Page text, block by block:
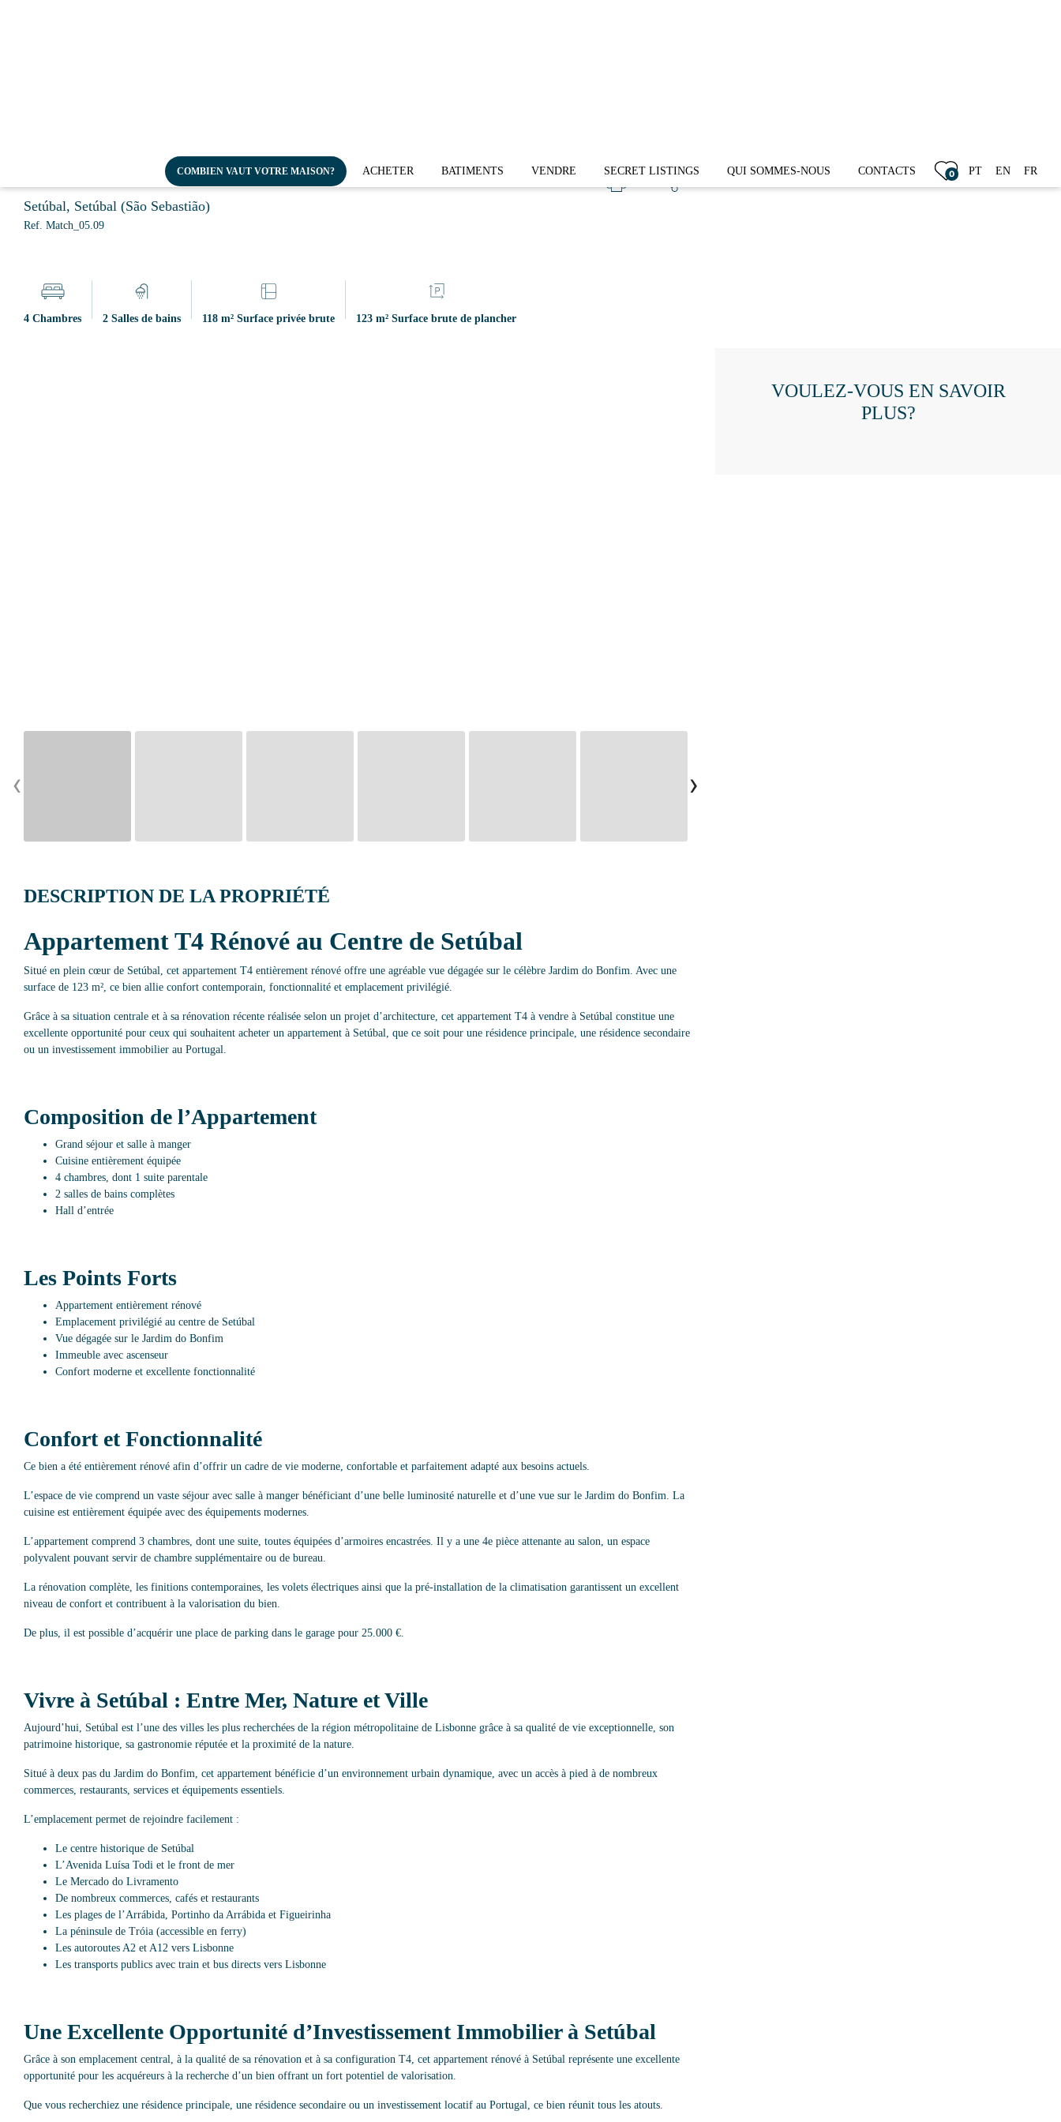
COMBIEN VAUT VOTRE MAISON? ACHETER BATIMENTS VENDRE SECRET LISTINGS QUI SOMMES-NOUS CONTACTS 0 PT EN FR
Setúbal, Setúbal (São Sebastião)
Ref. Match_05.09
4 Chambres 2 Salles de bains 118 m² Surface privée brute 123 m² Surface brute de plancher
‹ ›
DESCRIPTION DE LA PROPRIÉTÉ
Appartement T4 Rénové au Centre de Setúbal
Situé en plein cœur de Setúbal, cet appartement T4 entièrement rénové offre une agréable vue dégagée sur le célèbre Jardim do Bonfim. Avec une
surface de 123 m², ce bien allie confort contemporain, fonctionnalité et emplacement privilégié.
Grâce à sa situation centrale et à sa rénovation récente réalisée selon un projet d’architecture, cet appartement T4 à vendre à Setúbal constitue une
excellente opportunité pour ceux qui souhaitent acheter un appartement à Setúbal, que ce soit pour une résidence principale, une résidence secondaire
ou un investissement immobilier au Portugal.
Composition de l’Appartement
Grand séjour et salle à manger
Cuisine entièrement équipée
4 chambres, dont 1 suite parentale
2 salles de bains complètes
Hall d’entrée
Les Points Forts
Appartement entièrement rénové
Emplacement privilégié au centre de Setúbal
Vue dégagée sur le Jardim do Bonfim
Immeuble avec ascenseur
Confort moderne et excellente fonctionnalité
Confort et Fonctionnalité
Ce bien a été entièrement rénové afin d’offrir un cadre de vie moderne, confortable et parfaitement adapté aux besoins actuels.
L’espace de vie comprend un vaste séjour avec salle à manger bénéficiant d’une belle luminosité naturelle et d’une vue sur le Jardim do Bonfim. La
cuisine est entièrement équipée avec des équipements modernes.
L’appartement comprend 3 chambres, dont une suite, toutes équipées d’armoires encastrées. Il y a une 4e pièce attenante au salon, un espace
polyvalent pouvant servir de chambre supplémentaire ou de bureau.
La rénovation complète, les finitions contemporaines, les volets électriques ainsi que la pré-installation de la climatisation garantissent un excellent
niveau de confort et contribuent à la valorisation du bien.
De plus, il est possible d’acquérir une place de parking dans le garage pour 25.000 €.
Vivre à Setúbal : Entre Mer, Nature et Ville
Aujourd’hui, Setúbal est l’une des villes les plus recherchées de la région métropolitaine de Lisbonne grâce à sa qualité de vie exceptionnelle, son
patrimoine historique, sa gastronomie réputée et la proximité de la nature.
Situé à deux pas du Jardim do Bonfim, cet appartement bénéficie d’un environnement urbain dynamique, avec un accès à pied à de nombreux
commerces, restaurants, services et équipements essentiels.
L’emplacement permet de rejoindre facilement :
Le centre historique de Setúbal
L’Avenida Luísa Todi et le front de mer
Le Mercado do Livramento
De nombreux commerces, cafés et restaurants
Les plages de l’Arrábida, Portinho da Arrábida et Figueirinha
La péninsule de Tróia (accessible en ferry)
Les autoroutes A2 et A12 vers Lisbonne
Les transports publics avec train et bus directs vers Lisbonne
Une Excellente Opportunité d’Investissement Immobilier à Setúbal
Grâce à son emplacement central, à la qualité de sa rénovation et à sa configuration T4, cet appartement rénové à Setúbal représente une excellente
opportunité pour les acquéreurs à la recherche d’un bien offrant un fort potentiel de valorisation.
Que vous recherchiez une résidence principale, une résidence secondaire ou un investissement locatif au Portugal, ce bien réunit tous les atouts.
VOULEZ-VOUS EN SAVOIR
PLUS?